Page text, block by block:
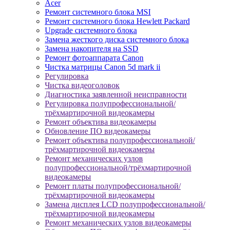
Acer
Ремонт системного блока MSI
Ремонт системного блока Hewlett Packard
Upgrade системного блока
Замена жесткого диска системного блока
Замена накопителя на SSD
Ремонт фотоаппарата Canon
Чистка матрицы Canon 5d mark ii
Регулировка
Чистка видеоголовок
Диагностика заявленной неисправности
Регулировка полупрофессиональной/
трёхмартирочной видеокамеры
Ремонт объектива видеокамеры
Обновление ПО видеокамеры
Ремонт объектива полупрофессиональной/
трёхмартирочной видеокамеры
Ремонт механических узлов
полупрофессиональной/трёхмартирочной
видеокамеры
Ремонт платы полупрофессиональной/
трёхмартирочной видеокамеры
Замена дисплея LCD полупрофессиональной/
трёхмартирочной видеокамеры
Ремонт механических узлов видеокамеры